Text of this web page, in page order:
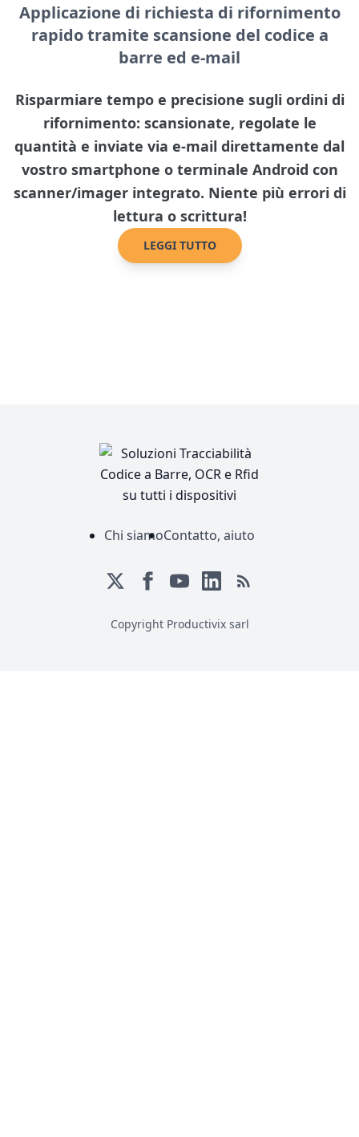
Applicazione di richiesta di rifornimento
rapido tramite scansione del codice a
barre ed e-mail
Risparmiare tempo e precisione sugli ordini di
rifornimento: scansionate, regolate le
quantità e inviate via e-mail direttamente dal
vostro smartphone o terminale Android con
scanner/imager integrato. Niente più errori di
lettura o scrittura!
LEGGI TUTTO
Chi siamoContatto, aiuto
Copyright Productivix sarl